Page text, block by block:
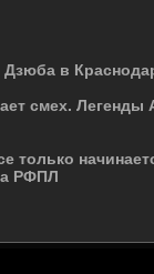
в
смех. Легенды
только
РФПЛ